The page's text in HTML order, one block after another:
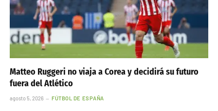
Matteo Ruggeri no viaja a Corea y decidirá su futuro
fuera del Atlético
agosto 5, 2026 FÚTBOL DE ESPAÑA